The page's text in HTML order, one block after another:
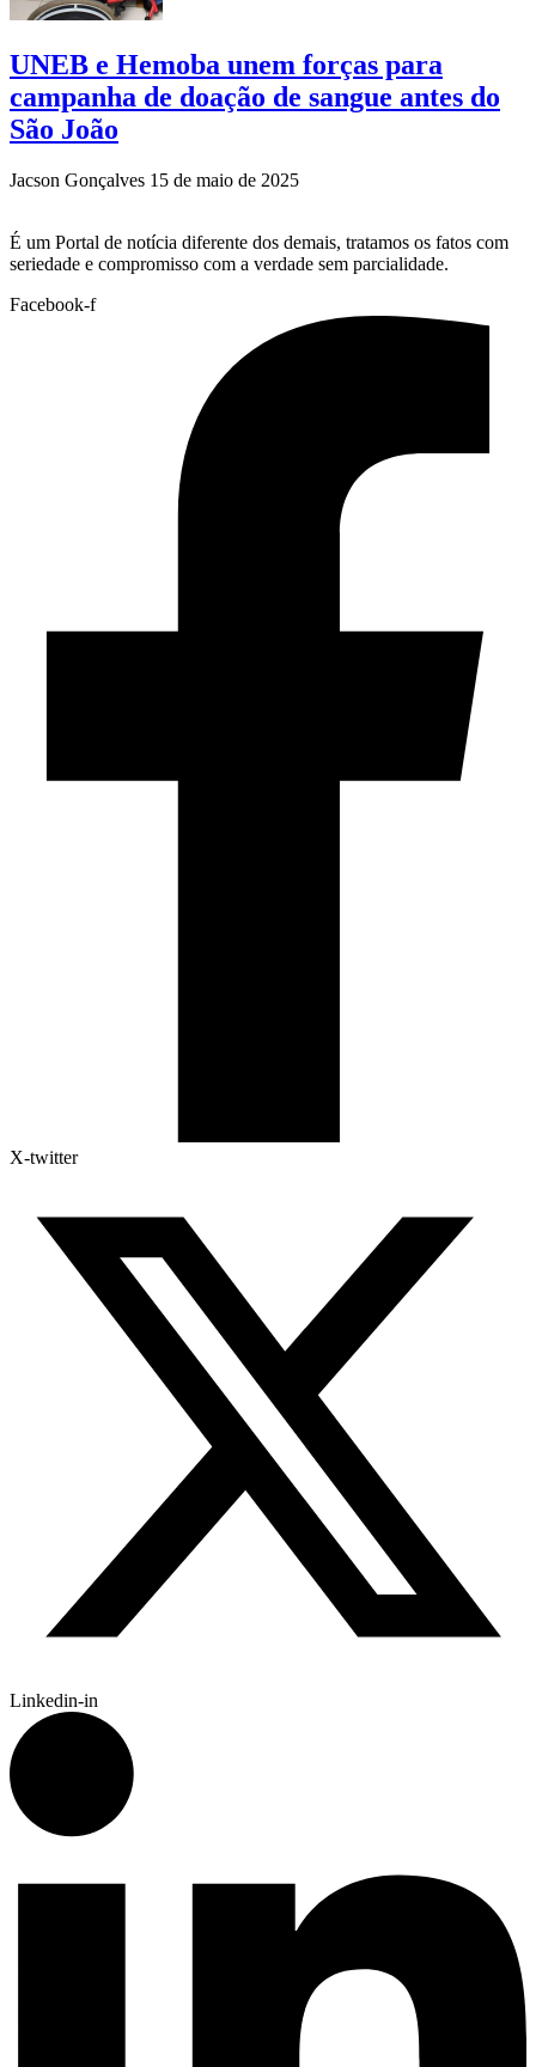
UNEB e Hemoba unem forças para
campanha de doação de sangue antes do
São João
Jacson Gonçalves 15 de maio de 2025
É um Portal de notícia diferente dos demais, tratamos os fatos com
seriedade e compromisso com a verdade sem parcialidade.
Facebook-f
X-twitter
Linkedin-in